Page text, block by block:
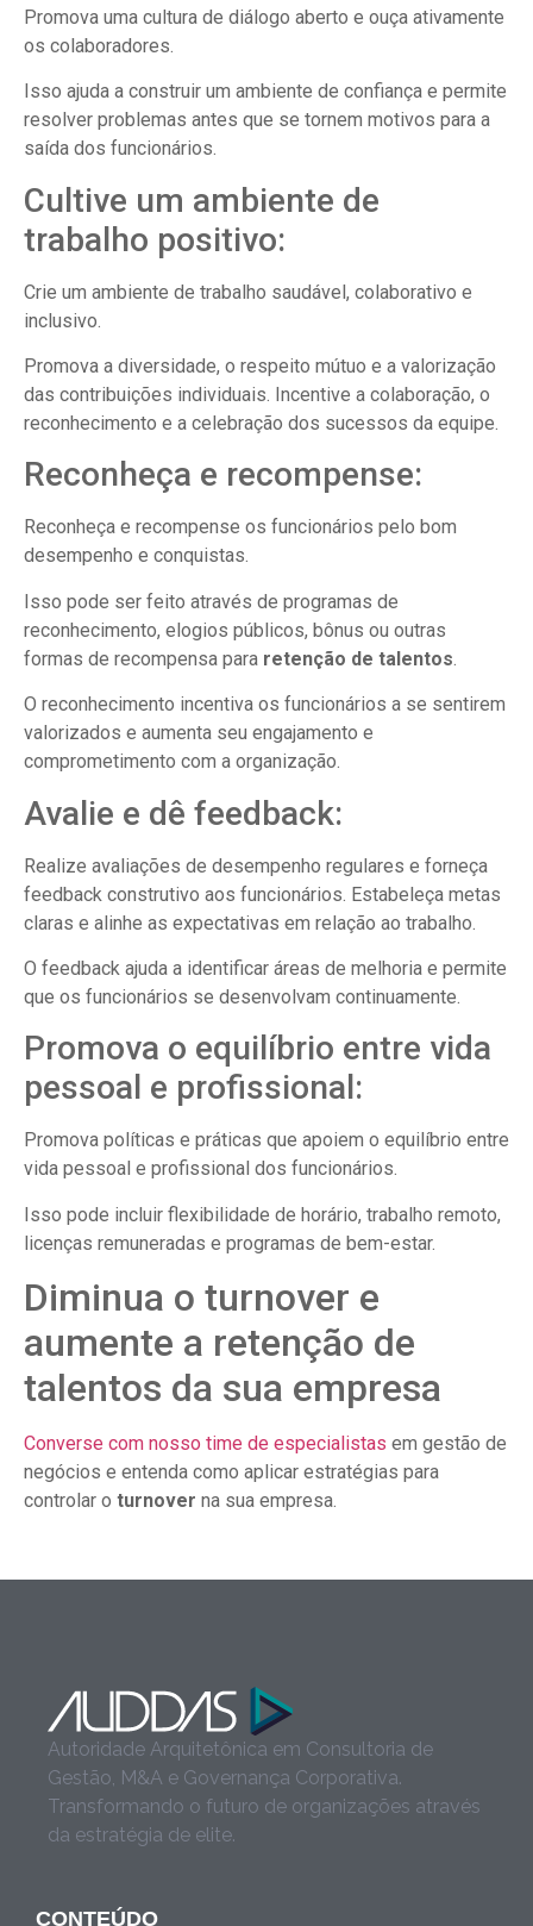
Promova uma cultura de diálogo aberto e ouça ativamente
os colaboradores.
Isso ajuda a construir um ambiente de confiança e permite
resolver problemas antes que se tornem motivos para a
saída dos funcionários.
Cultive um ambiente de
trabalho positivo:
Crie um ambiente de trabalho saudável, colaborativo e
inclusivo.
Promova a diversidade, o respeito mútuo e a valorização
das contribuições individuais. Incentive a colaboração, o
reconhecimento e a celebração dos sucessos da equipe.
Reconheça e recompense:
Reconheça e recompense os funcionários pelo bom
desempenho e conquistas.
Isso pode ser feito através de programas de
reconhecimento, elogios públicos, bônus ou outras
formas de recompensa para retenção de talentos
O reconhecimento incentiva os funcionários a se sentirem
valorizados e aumenta seu engajamento e
comprometimento com a organização.
Avalie e dê feedback:
Realize avaliações de desempenho regulares e forneça
feedback construtivo aos funcionários. Estabeleça metas
claras e alinhe as expectativas em relação ao trabalho.
O feedback ajuda a identificar áreas de melhoria e permite
que os funcionários se desenvolvam continuamente.
Promova o equilíbrio entre vida
pessoal e profissional:
Promova políticas e práticas que apoiem o equilíbrio entre
vida pessoal e profissional dos funcionários.
Isso pode incluir flexibilidade de horário, trabalho remoto,
licenças remuneradas e programas de bem-estar.
Diminua o turnover e
aumente a retenção de
talentos da sua empresa
Converse com nosso time de especialistas em gestão de
negócios e entenda como aplicar estratégias para
controlar o turnover na sua empresa.
Autoridade Arquitetônica em Consultoria de
Gestão, M&A e Governança Corporativa.
Transformando o futuro de organizações através
da estratégia de elite.
CONTEÚDO